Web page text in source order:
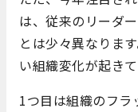
は、従来のリーダ
とは少々異なりま
い組織変化が起き
1つ目は組織のフラ